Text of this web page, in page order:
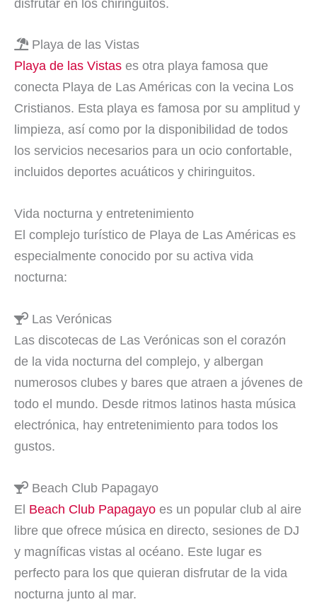
disfrutar en los chiringuitos.
Playa de las Vistas
Playa de las Vistas es otra playa famosa que
conecta Playa de Las Américas con la vecina Los
Cristianos. Esta playa es famosa por su amplitud y
limpieza, así como por la disponibilidad de todos
los servicios necesarios para un ocio confortable,
incluidos deportes acuáticos y chiringuitos.
Vida nocturna y entretenimiento
El complejo turístico de Playa de Las Américas es
especialmente conocido por su activa vida
nocturna:
Las Verónicas
Las discotecas de Las Verónicas son el corazón
de la vida nocturna del complejo, y albergan
numerosos clubes y bares que atraen a jóvenes de
todo el mundo. Desde ritmos latinos hasta música
electrónica, hay entretenimiento para todos los
gustos.
Beach Club Papagayo
El Beach Club Papagayo es un popular club al aire
libre que ofrece música en directo, sesiones de DJ
y magníficas vistas al océano. Este lugar es
perfecto para los que quieran disfrutar de la vida
nocturna junto al mar.